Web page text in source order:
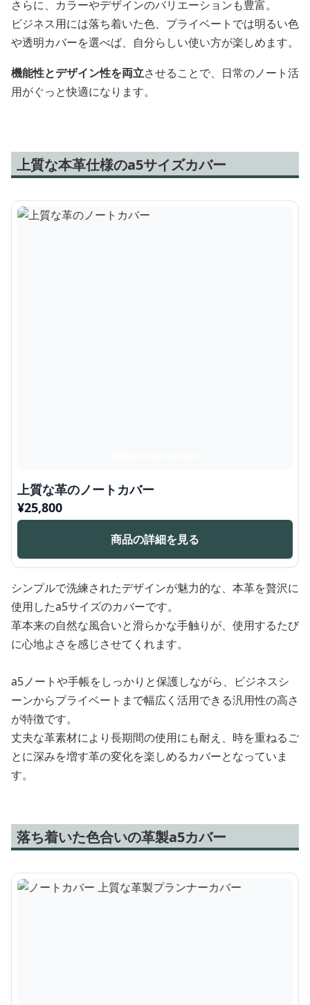
さらに、カラーやデザインのバリエーションも豊富。
ビジネス用には落ち着いた色、プライベートでは明るい色
や透明カバーを選べば、自分らしい使い方が楽しめます。
機能性とデザイン性を両立させることで、日常のノート活
用がぐっと快適になります。
上質な本革仕様のa5サイズカバー
上質な革のノートカバー
¥25,800
商品の詳細を見る
シンプルで洗練されたデザインが魅力的な、本革を贅沢に
使用したa5サイズのカバーです。
革本来の自然な風合いと滑らかな手触りが、使用するたび
に心地よさを感じさせてくれます。
a5ノートや手帳をしっかりと保護しながら、ビジネスシ
ーンからプライベートまで幅広く活用できる汎用性の高さ
が特徴です。
丈夫な革素材により長期間の使用にも耐え、時を重ねるご
とに深みを増す革の変化を楽しめるカバーとなっていま
す。
落ち着いた色合いの革製a5カバー